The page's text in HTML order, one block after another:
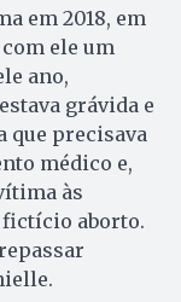
em 2018, em
ele um
ano,
grávida e
que precisava
médico e,
às
aborto.